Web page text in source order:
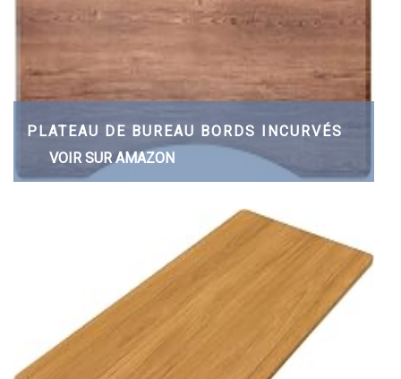
PLATEAU DE BUREAU BORDS INCURVÉS
VOIR SUR AMAZON